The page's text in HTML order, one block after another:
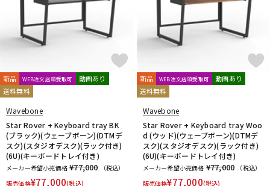
キーボード 電子ピアノ
エフェクター
DJ機器 DTM
新品 WEB注文店頭受取可
動画あり
送料無料
Wavebone
Star Rover + Keyboard tray BK
(ブラック)(ウェーブボーン)(DTMデ
スク)(スタジオデスク)(ラック付き)
(6U)(キーボードトレイ付き)
メーカー希望小売価格 ¥77,000
（税込）
販売価格¥77,000(税込)
新品 WEB注文店頭受取可
動画あり
送料無料
Wavebone
Star Rover + Keyboard tray Woo
d (ウッド)(ウェーブボーン)(DTMデ
スク)(スタジオデスク)(ラック付き)
(6U)(キーボードトレイ付き)
メーカー希望小売価格 ¥77,000
（税込）
販売価格¥77,000(税込)